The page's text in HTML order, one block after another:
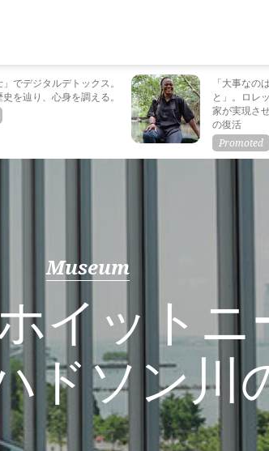
」でデジタルデトックス。
を辿り、心身を調える。
「大事なの
と」。ロレ
家が実現さ
の復活
Museum
イットニ
ドソン川